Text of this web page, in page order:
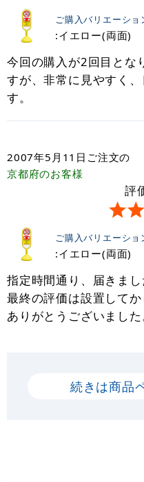
ご購入バリエーショ
:イエロー(両面)
今回の購入が2回目とな
すが、非常に見やすく
す。
2007年5月11日 ご注文の
京都府のお客様
評
ご購入バリエーショ
:イエロー(両面)
指定時間通り、届きまし
最終の評価は設置してか
ありがとうございました
続きは商品